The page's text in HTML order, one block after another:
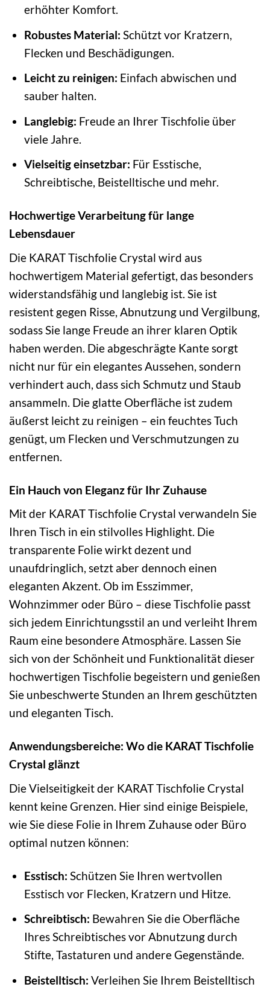
erhöhter Komfort.
Robustes Material: Schützt vor Kratzern,
Flecken und Beschädigungen.
Leicht zu reinigen: Einfach abwischen und
sauber halten.
Langlebig: Freude an Ihrer Tischfolie über
viele Jahre.
Vielseitig einsetzbar: Für Esstische,
Schreibtische, Beistelltische und mehr.
Hochwertige Verarbeitung für lange
Lebensdauer
Die KARAT Tischfolie Crystal wird aus
hochwertigem Material gefertigt, das besonders
widerstandsfähig und langlebig ist. Sie ist
resistent gegen Risse, Abnutzung und Vergilbung,
sodass Sie lange Freude an ihrer klaren Optik
haben werden. Die abgeschrägte Kante sorgt
nicht nur für ein elegantes Aussehen, sondern
verhindert auch, dass sich Schmutz und Staub
ansammeln. Die glatte Oberfläche ist zudem
äußerst leicht zu reinigen – ein feuchtes Tuch
genügt, um Flecken und Verschmutzungen zu
entfernen.
Ein Hauch von Eleganz für Ihr Zuhause
Mit der KARAT Tischfolie Crystal verwandeln Sie
Ihren Tisch in ein stilvolles Highlight. Die
transparente Folie wirkt dezent und
unaufdringlich, setzt aber dennoch einen
eleganten Akzent. Ob im Esszimmer,
Wohnzimmer oder Büro – diese Tischfolie passt
sich jedem Einrichtungsstil an und verleiht Ihrem
Raum eine besondere Atmosphäre. Lassen Sie
sich von der Schönheit und Funktionalität dieser
hochwertigen Tischfolie begeistern und genießen
Sie unbeschwerte Stunden an Ihrem geschützten
und eleganten Tisch.
Anwendungsbereiche: Wo die KARAT Tischfolie
Crystal glänzt
Die Vielseitigkeit der KARAT Tischfolie Crystal
kennt keine Grenzen. Hier sind einige Beispiele,
wie Sie diese Folie in Ihrem Zuhause oder Büro
optimal nutzen können:
Esstisch: Schützen Sie Ihren wertvollen
Esstisch vor Flecken, Kratzern und Hitze.
Schreibtisch: Bewahren Sie die Oberfläche
Ihres Schreibtisches vor Abnutzung durch
Stifte, Tastaturen und andere Gegenstände.
Beistelltisch: Verleihen Sie Ihrem Beistelltisch